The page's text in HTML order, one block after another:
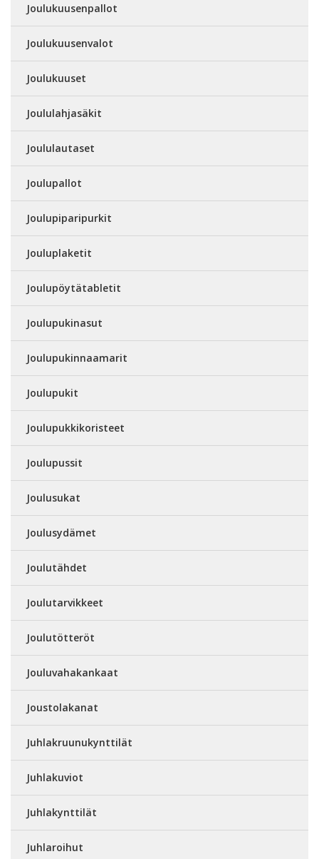
Joulukuusenpallot
Joulukuusenvalot
Joulukuuset
Joululahjasäkit
Joululautaset
Joulupallot
Joulupiparipurkit
Jouluplaketit
Joulupöytätabletit
Joulupukinasut
Joulupukinnaamarit
Joulupukit
Joulupukkikoristeet
Joulupussit
Joulusukat
Joulusydämet
Joulutähdet
Joulutarvikkeet
Joulutötteröt
Jouluvahakankaat
Joustolakanat
Juhlakruunukynttilät
Juhlakuviot
Juhlakynttilät
Juhlaroihut